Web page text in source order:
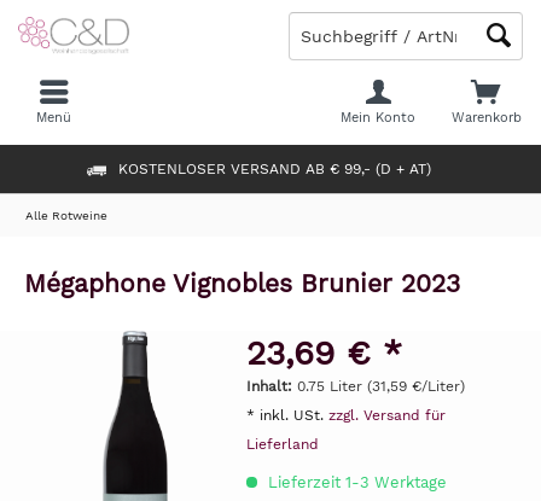
KOSTENLOSER VERSAND AB € 99,- (D + AT)
Warenkorb
Mein Konto
Menü
Alle Rotweine
Mégaphone Vignobles Brunier 2023
23,69 € *
Inhalt: 0.75 Liter (31,59 €/Liter)
* inkl. USt. zzgl. Versand für
Lieferland
Lieferzeit 1-3 Werktage